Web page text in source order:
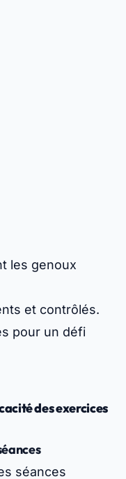
les genoux
et contrôlés.
pour un défi
des exercices
séances